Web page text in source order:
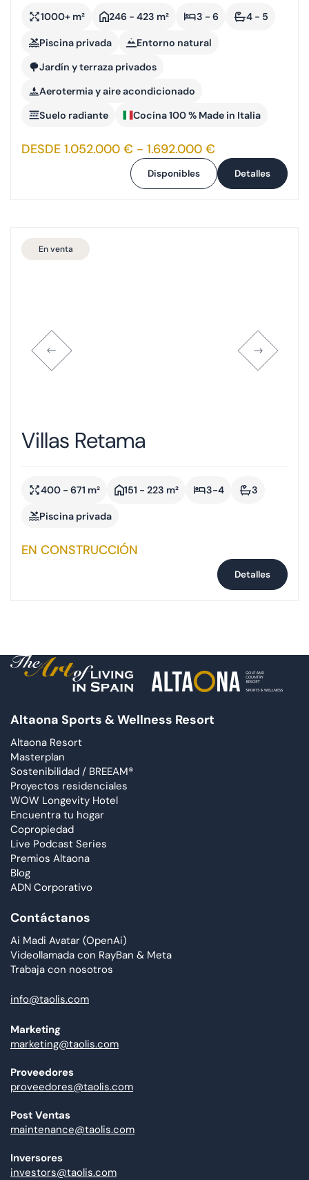
1000+ m² 246 - 423 m² 3 - 6 4 - 5
Piscina privada
Entorno natural
Jardín y terraza privados
Aerotermia y aire acondicionado
Suelo radiante
Cocina 100 % Made in Italia
DESDE 1.052.000 € - 1.692.000 €
Disponibles Detalles
En venta
Villas Retama
400 - 671 m² 151 - 223 m² 3-4 3
Piscina privada
EN CONSTRUCCIÓN
Detalles
Altaona Sports & Wellness Resort
Altaona Resort
Masterplan
Sostenibilidad / BREEAM®
Proyectos residenciales
WOW Longevity Hotel
Encuentra tu hogar
Copropiedad
Live Podcast Series
Premios Altaona
Blog
ADN Corporativo
Contáctanos
Ai Madi Avatar (OpenAi)
Videollamada con RayBan & Meta
Trabaja con nosotros
info@taolis.com
Marketing
marketing@taolis.com
Proveedores
proveedores@taolis.com
Post Ventas
maintenance@taolis.com
Inversores
investors@taolis.com